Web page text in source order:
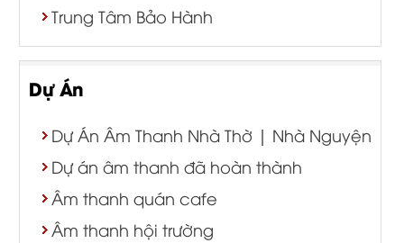
Trung Tâm Bảo Hành
Dự Án
Dự Án Âm Thanh Nhà Thờ | Nhà Nguyện
Dự án âm thanh đã hoàn thành
Âm thanh quán cafe
Âm thanh hội trường